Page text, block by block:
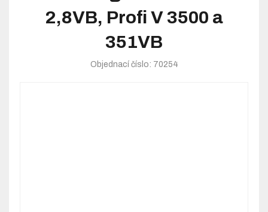
2,8VB, Profi V 3500 a
351VB
Objednací číslo: 70254